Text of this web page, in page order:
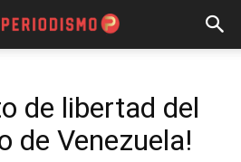
de libertad del
de Venezuela!